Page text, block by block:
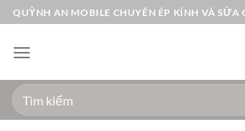
Bỏ
qua
nội
QUỲNH AN MOBILE CHUYÊN ÉP KÍNH VÀ SỬA
Tìm
kiếm: